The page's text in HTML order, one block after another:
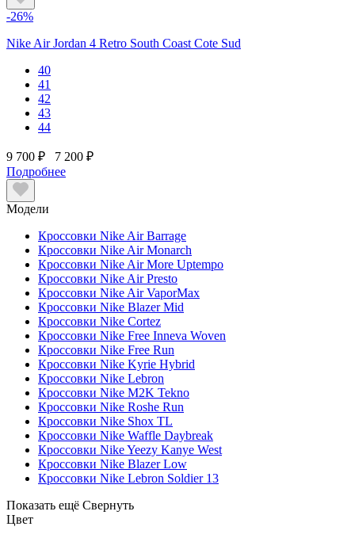
-26%
Nike Air Jordan 4 Retro South Coast Cote Sud
40
41
42
43
44
9 700 ₽
7 200 ₽
Подробнее
Модели
Кроссовки Nike Air Barrage
Кроссовки Nike Air Monarch
Кроссовки Nike Air More Uptempo
Кроссовки Nike Air Presto
Кроссовки Nike Air VaporMax
Кроссовки Nike Blazer Mid
Кроссовки Nike Cortez
Кроссовки Nike Free Inneva Woven
Кроссовки Nike Free Run
Кроссовки Nike Kyrie Hybrid
Кроссовки Nike Lebron
Кроссовки Nike M2K Tekno
Кроссовки Nike Roshe Run
Кроссовки Nike Shox TL
Кроссовки Nike Waffle Daybreak
Кроссовки Nike Yeezy Kanye West
Кроссовки Nike Blazer Low
Кроссовки Nike Lebron Soldier 13
Показать ещё Свернуть
Цвет